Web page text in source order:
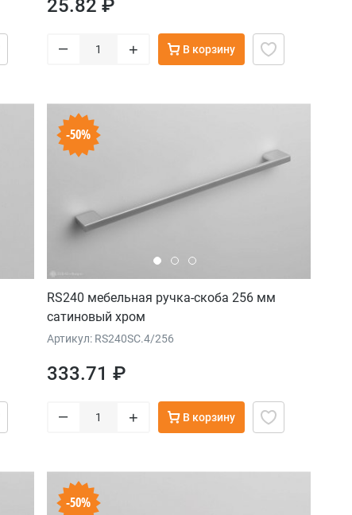
25.82 ₽
– + В корзину
-50%
RS240 мебельная ручка-скоба 256 мм
сатиновый хром
Артикул: RS240SC.4/256
333.71 ₽
– + В корзину
-50%